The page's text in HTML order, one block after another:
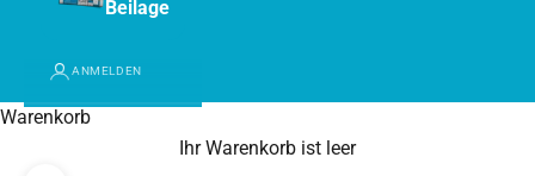
Beilage
ANMELDEN
Warenkorb
Ihr Warenkorb ist leer